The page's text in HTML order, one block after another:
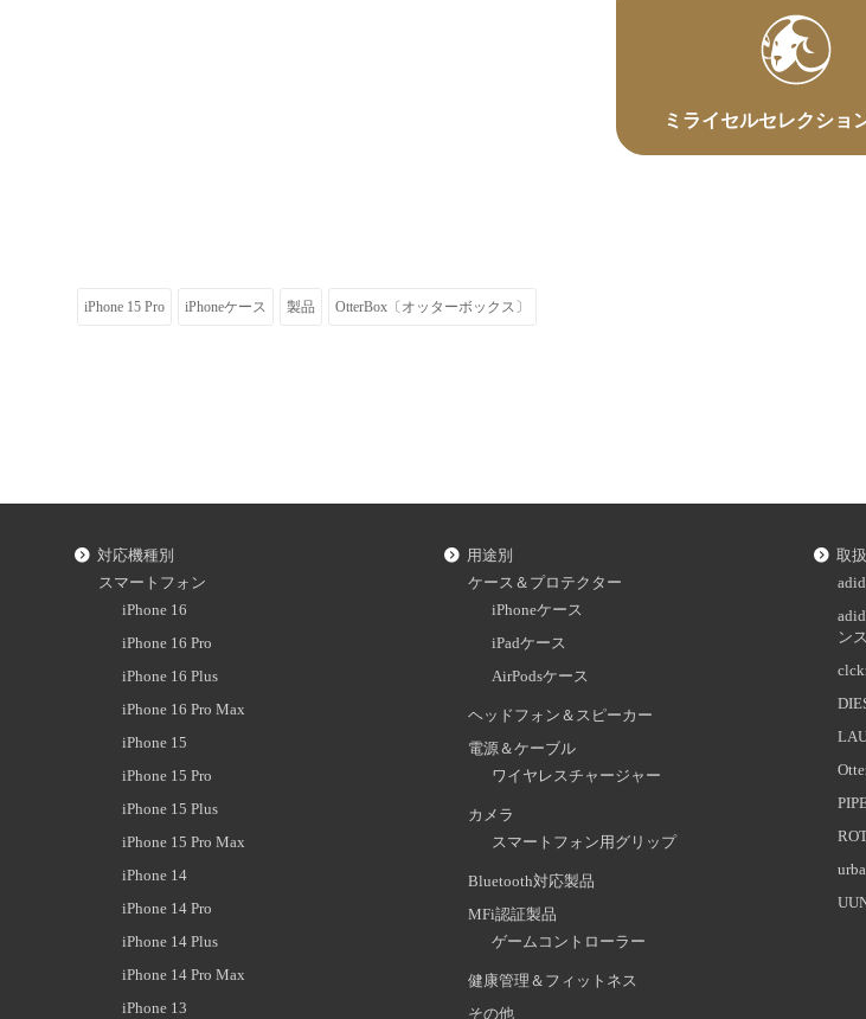
ミライセルセレクショ
iPhone 15 Pro iPhoneケース 製品 OtterBox〔オッターボックス〕
対応機種別
スマートフォン
iPhone 16
iPhone 16 Pro
iPhone 16 Plus
iPhone 16 Pro Max
iPhone 15
iPhone 15 Pro
iPhone 15 Plus
iPhone 15 Pro Max
iPhone 14
iPhone 14 Pro
iPhone 14 Plus
iPhone 14 Pro Max
iPhone 13
用途別
ケース＆プロテクター
iPhoneケース
iPadケース
AirPodsケース
ヘッドフォン＆スピーカー
電源＆ケーブル
ワイヤレスチャージャー
カメラ
スマートフォン用グリップ
Bluetooth対応製品
MFi認証製品
ゲームコントローラー
健康管理＆フィットネス
その他
取
ン